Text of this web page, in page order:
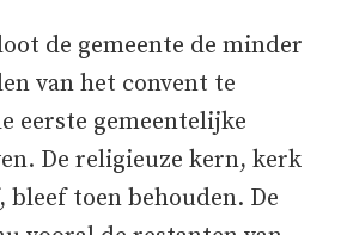
de gemeente de minder
van het convent te
eerste gemeentelijke
De religieuze kern, kerk
bleef toen behouden. De